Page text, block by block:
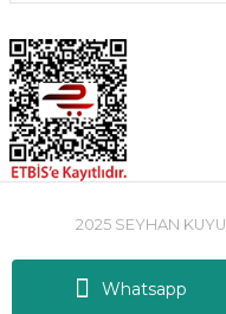
Whatsapp
2025 SEYHAN